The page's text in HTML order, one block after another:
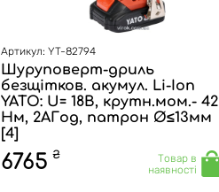
Артикул: YT-82794
Шуруповерт-дриль
безщітков. акумул. Li-Ion
YATO: U= 18В, крутн.мом.- 42
Нм, 2АГод, патрон Ø≤13мм
[4]
6765 ₴
Товар в
наявності